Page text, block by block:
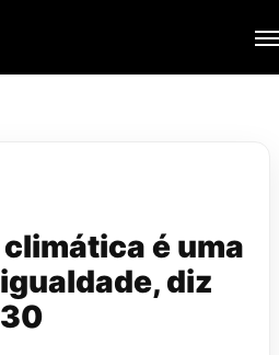
é uma
diz